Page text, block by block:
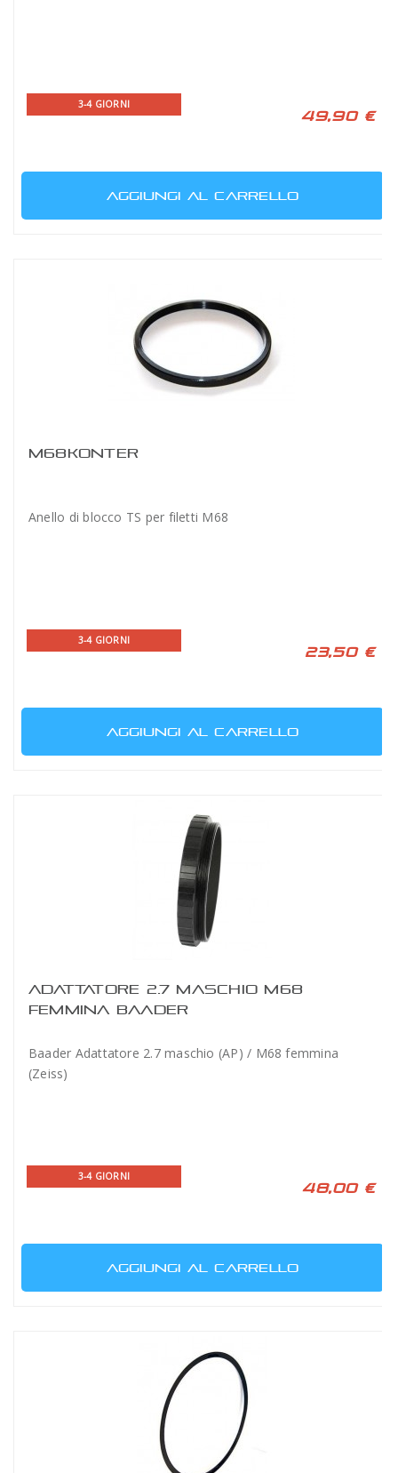
3-4 GIORNI
49,90 €
AGGIUNGI AL CARRELLO
M68KONTER
Anello di blocco TS per filetti M68
3-4 GIORNI
23,50 €
AGGIUNGI AL CARRELLO
ADATTATORE 2.7 MASCHIO M68
FEMMINA BAADER
Baader Adattatore 2.7 maschio (AP) / M68 femmina
(Zeiss)
3-4 GIORNI
48,00 €
AGGIUNGI AL CARRELLO